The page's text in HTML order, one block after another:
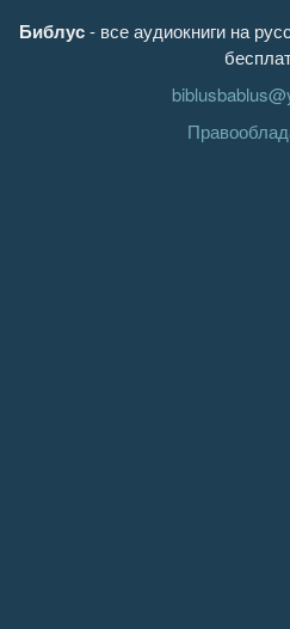
Библус- все аудиокниги на